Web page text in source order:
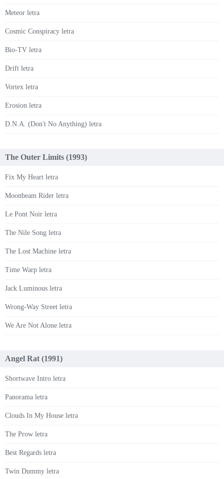
Meteor letra
Cosmic Conspiracy letra
Bio-TV letra
Drift letra
Vortex letra
Erosion letra
D.N.A. (Don't No Anything) letra
The Outer Limits (1993)
Fix My Heart letra
Moonbeam Rider letra
Le Pont Noir letra
The Nile Song letra
The Lost Machine letra
Time Warp letra
Jack Luminous letra
Wrong-Way Street letra
We Are Not Alone letra
Angel Rat (1991)
Shortwave Intro letra
Panorama letra
Clouds In My House letra
The Prow letra
Best Regards letra
Twin Dummy letra